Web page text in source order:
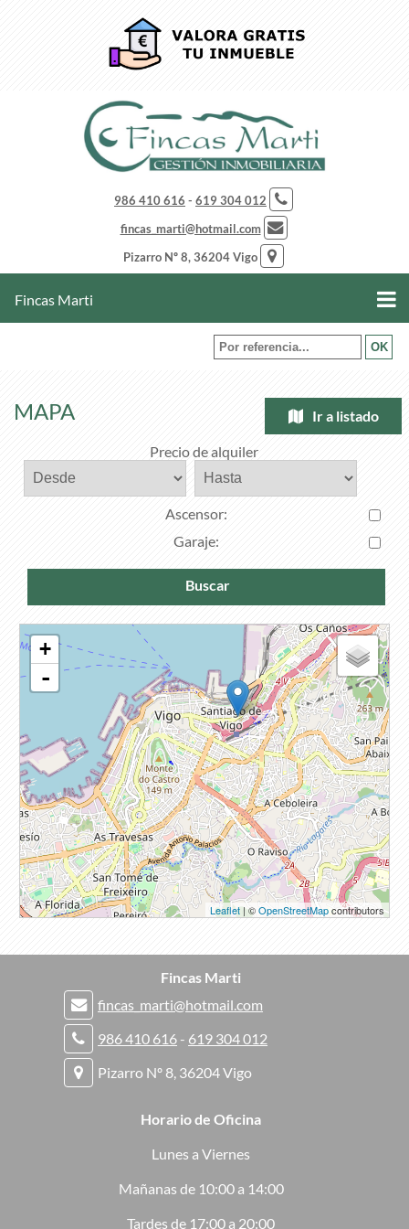
986 410 616 - 619 304 012
fincas_marti@hotmail.com
Pizarro Nº 8, 36204 Vigo
Fincas Marti
MAPA Ir a listado
Precio de alquiler
Ascensor:
Garaje:
Buscar
+
-
Leaflet| ©OpenStreetMapcontributors
Fincas Marti
fincas_marti@hotmail.com
986 410 616 - 619 304 012
Pizarro Nº 8, 36204 Vigo
Horario de Oficina
Lunes a Viernes
Mañanas de 10:00 a 14:00
Tardes de 17:00 a 20:00